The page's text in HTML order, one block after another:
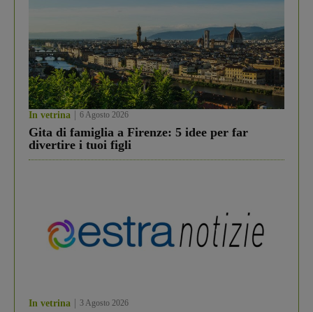
In vetrina 6 Agosto 2026
Gita di famiglia a Firenze: 5 idee per far
divertire i tuoi figli
In vetrina 3 Agosto 2026